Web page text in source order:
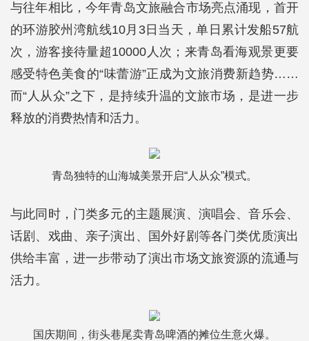
与往年相比，今年青岛文旅融合市场亮点涌现，首开
的环游胶州湾航线10月3日当天，单日累计发船57航
次，游客接待量超10000人次；来青岛看海观景更要
感受特色美食的“味蕾游”正成为文旅消费新趋势……
而“人从众”之下，是持续升温的文旅市场，是进一步
释放的消费热情和活力。
青岛独特的山海城美景开启“人从众”模式。
与此同时，门类多元的主题展演、演唱会、音乐会、
话剧、戏曲、亲子演出、国外好剧等各门类优质演出
供给丰富，进一步带动了演出市场文旅资源的流通与
活力。
国庆期间，街头巷尾卖青岛啤酒的摊位生意火爆。